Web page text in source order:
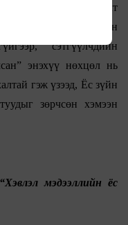
нь шууд дамжуулалт
нийтэд цацсан, мөн
сэтгүүлчдийн
энэхүү нөхцөл нь
гэж үзээд, Ёс зүйн
зөрчсөн хэмээн
мэдээллийн ёс